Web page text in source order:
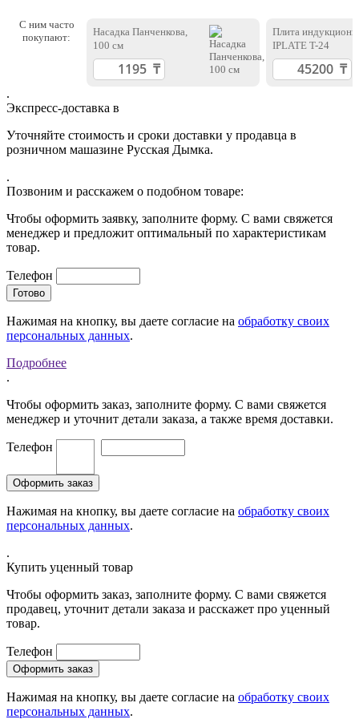
С ним часто
покупают:
Насадка Панченкова,
100 см
Плита
IPLATE T-24
.
Экспресс-доставка в
Уточняйте стоимость и сроки доставки у продавца в
розничном машазине Русская Дымка.
.
Позвоним и расскажем о подобном товаре:
Чтобы оформить заявку, заполните форму. С вами свяжется
менеджер и предложит оптимальный по характеристикам
товар.
Телефон
Нажимая на кнопку, вы даете согласие на обработку своих
персональных данных.
Подробнее
.
Чтобы оформить заказ, заполните форму. С вами свяжется
менеджер и уточнит детали заказа, а также время доставки.
Телефон
Нажимая на кнопку, вы даете согласие на обработку своих
персональных данных.
.
Купить уценный товар
Чтобы оформить заказ, заполните форму. С вами свяжется
продавец, уточнит детали заказа и расскажет про уценный
товар.
Телефон
Нажимая на кнопку, вы даете согласие на обработку своих
персональных данных.